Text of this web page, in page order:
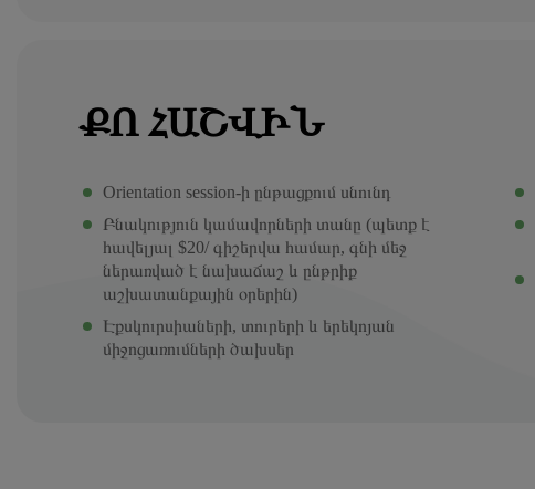
ՔՈ ՀԱՇՎԻՆ
Orientation session-ի ընթացքում սնունդ
Բնակություն կամավորների տանը (պետք է
հավելյալ $20/ գիշերվա համար, գնի մեջ
ներառված է նախաճաշ և ընթրիք
աշխատանքային օրերին)
Էքսկուրսիաների, տուրերի և երեկոյան
միջոցառումների ծախսեր